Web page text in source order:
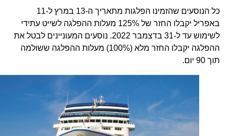
כל הנוסעים שהזמינו הפלגות מתאריך ה-13 במרץ ל-11
באפריל יקבלו החזר של 125% מעלות ההפלגה לשייט עתידי
לשימוש עד ל-31 בדצמבר 2022. נוסעים המעוניינים לבטל את
ההפלגה יקבלו החזר מלא (100%) מעלות ההפלגה ששולמה
תוך 90 יום.